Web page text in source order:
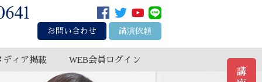
お問い合わせ 講演依頼
ディア掲載 WEB会員ログイン